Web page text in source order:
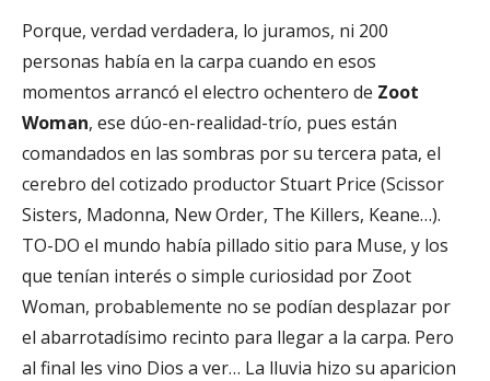
Porque, verdad verdadera, lo juramos, ni 200
personas había en la carpa cuando en esos
momentos arrancó el electro ochentero de Zoot
Woman, ese dúo-en-realidad-trío, pues están
comandados en las sombras por su tercera pata, el
cerebro del cotizado productor Stuart Price (Scissor
Sisters, Madonna, New Order, The Killers, Keane…).
TO-DO el mundo había pillado sitio para Muse, y los
que tenían interés o simple curiosidad por Zoot
Woman, probablemente no se podían desplazar por
el abarrotadísimo recinto para llegar a la carpa. Pero
al final les vino Dios a ver… La lluvia hizo su aparicion